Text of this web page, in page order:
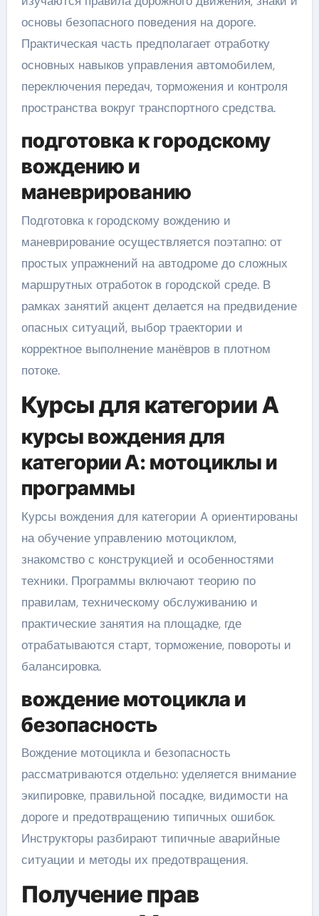
основы безопасного поведения на дороге.
Практическая часть предполагает отработку
основных навыков управления автомобилем,
переключения передач, торможения и контроля
пространства вокруг транспортного средства.
подготовка к городскому
вождению и
маневрированию
Подготовка к городскому вождению и
маневрирование осуществляется поэтапно: от
простых упражнений на автодроме до сложных
маршрутных отработок в городской среде. В
рамках занятий акцент делается на предвидение
опасных ситуаций, выбор траектории и
корректное выполнение манёвров в плотном
потоке.
Курсы для категории A
курсы вождения для
категории A: мотоциклы и
программы
Курсы вождения для категории A ориентированы
на обучение управлению мотоциклом,
знакомство с конструкцией и особенностями
техники. Программы включают теорию по
правилам, техническому обслуживанию и
практические занятия на площадке, где
отрабатываются старт, торможение, повороты и
балансировка.
вождение мотоцикла и
безопасность
Вождение мотоцикла и безопасность
рассматриваются отдельно: уделяется внимание
экипировке, правильной посадке, видимости на
дороге и предотвращению типичных ошибок.
Инструкторы разбирают типичные аварийные
ситуации и методы их предотвращения.
Получение прав